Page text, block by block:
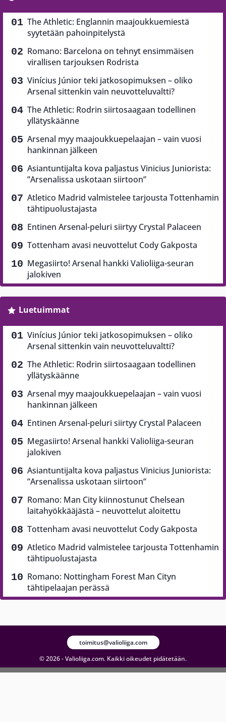
The Athletic: Englannin maajoukkuemiestä
syytetään pahoinpitelystä
Romano: Barcelona on tehnyt ensimmäisen
virallisen tarjouksen Rodrista
Vinícius Júnior teki jatkosopimuksen – oliko
Arsenal sittenkin vain neuvotteluvaltti?
The Athletic: Rodrin siirtosaagaan todellinen
yllätyskäänne
Arsenal myy maajoukkuepelaajan – vain vuosi
hankinnan jälkeen
Asiantuntijalta kova paljastus Vinicius Juniorista:
”Arsenalissa uskotaan siirtoon”
Atletico Madrid valmistelee tarjousta Tottenhamin
tähtipuolustajasta
Entinen Arsenal-peluri siirtyy Crystal Palaceen
Tottenham avasi neuvottelut Cody Gakposta
Megasiirto! Arsenal hankki Valioliiga-seuran
jalokiven
Luetuimmat
Vinícius Júnior teki jatkosopimuksen – oliko
Arsenal sittenkin vain neuvotteluvaltti?
The Athletic: Rodrin siirtosaagaan todellinen
yllätyskäänne
Arsenal myy maajoukkuepelaajan – vain vuosi
hankinnan jälkeen
Entinen Arsenal-peluri siirtyy Crystal Palaceen
Megasiirto! Arsenal hankki Valioliiga-seuran
jalokiven
Asiantuntijalta kova paljastus Vinicius Juniorista:
”Arsenalissa uskotaan siirtoon”
Romano: Man City kiinnostunut Chelsean
laitahyökkääjästä – neuvottelut aloitettu
Tottenham avasi neuvottelut Cody Gakposta
Atletico Madrid valmistelee tarjousta Tottenhamin
tähtipuolustajasta
Romano: Nottingham Forest Man Cityn
tähtipelaajan perässä
© 2026 - Valioliiga.com. Kaikki oikeudet pidätetään.
toimitus@valioliiga.com